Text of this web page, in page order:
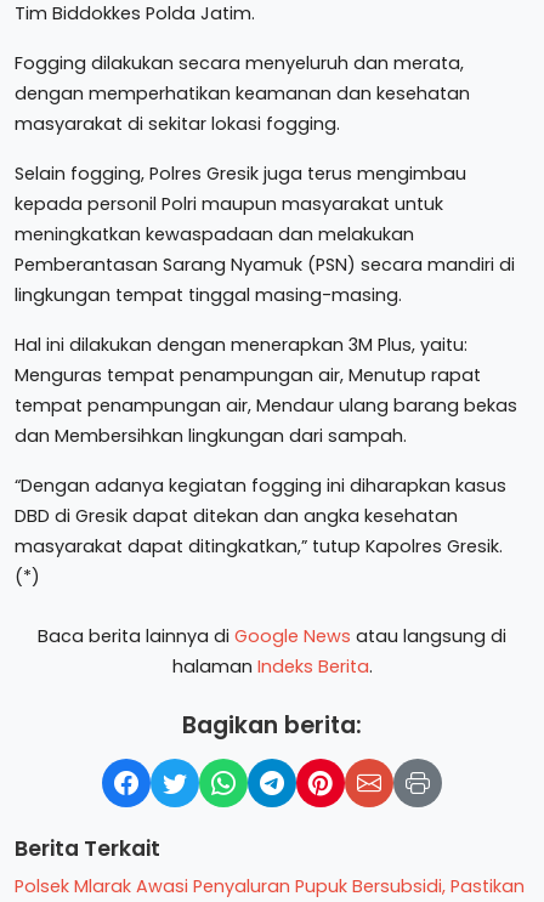
Tim Biddokkes Polda Jatim.
Fogging dilakukan secara menyeluruh dan merata,
dengan memperhatikan keamanan dan kesehatan
masyarakat di sekitar lokasi fogging.
Selain fogging, Polres Gresik juga terus mengimbau
kepada personil Polri maupun masyarakat untuk
meningkatkan kewaspadaan dan melakukan
Pemberantasan Sarang Nyamuk (PSN) secara mandiri di
lingkungan tempat tinggal masing-masing.
Hal ini dilakukan dengan menerapkan 3M Plus, yaitu:
Menguras tempat penampungan air, Menutup rapat
tempat penampungan air, Mendaur ulang barang bekas
dan Membersihkan lingkungan dari sampah.
“Dengan adanya kegiatan fogging ini diharapkan kasus
DBD di Gresik dapat ditekan dan angka kesehatan
masyarakat dapat ditingkatkan,” tutup Kapolres Gresik.
(*)
Baca berita lainnya di Google News atau langsung di
halaman Indeks Berita.
Bagikan berita:
Berita Terkait
Polsek Mlarak Awasi Penyaluran Pupuk Bersubsidi, Pastikan